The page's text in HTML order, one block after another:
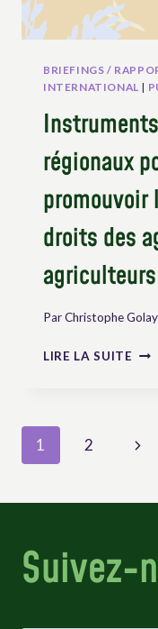
PAR
DE
BRIEFINGS /
INTERNATIONAL |
régionaux
droits des
ParChristophe Golay
LIRE LA SUITE
LES
LES
Page
1 2
Next
Suivez-